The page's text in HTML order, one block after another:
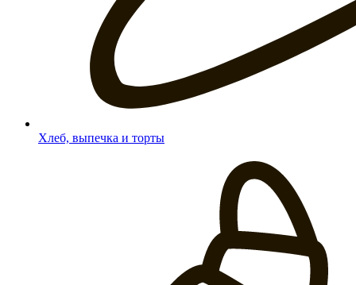
Хлеб, выпечка и торты